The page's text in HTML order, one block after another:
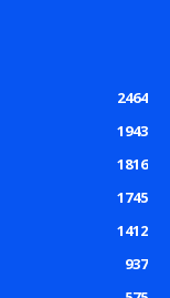
2464
1943
1816
1745
1412
937